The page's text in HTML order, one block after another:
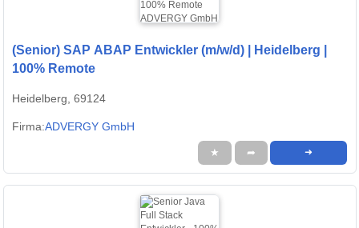
(Senior) SAP ABAP Entwickler (m/w/d) | Heidelberg |
100% Remote
Heidelberg, 69124
Firma:ADVERGY GmbH
★ ➦ ➜